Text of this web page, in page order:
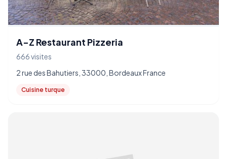
A-Z Restaurant Pizzeria
666 visites
2 rue des Bahutiers, 33000, Bordeaux France
Cuisine turque